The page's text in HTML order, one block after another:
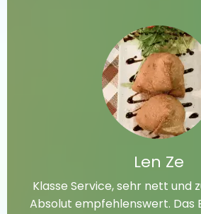
Len Ze
Klasse Service, sehr nett und
Absolut empfehlenswert. Das